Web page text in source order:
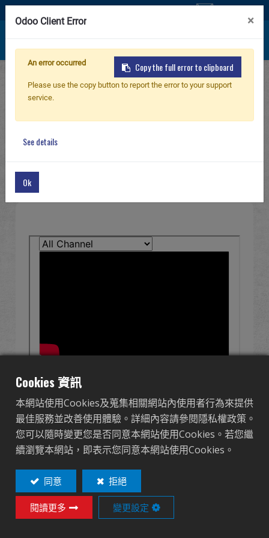
新產品
步槍
零件 & 配件
射擊訓練系列
關於怪怪
活動與報導
支援服務
登入
繁體中文
Français
首頁 活動與報導 G&G 短片比賽影片 2022 G&G
2022 G&G YOUR GREATEST
GLORY VIDEO
2025/07/31
Cookies 資訊
本網站使用Cookies及蒐集相關網站內使用者行為來提供
最佳服務並改善使用體驗。詳細內容請參閱隱私權政策。
您可以隨時變更您是否同意本網站使用Cookies。若您繼
續瀏覽本網站，即表示您同意本網站使用Cookies。
同意
拒絕
閱讀更多
變更設定
Odoo Client Error ×
Copy the full error to clipboard
An error occurred
Please use the copy button to report the error to your support
service.
See details
Ok